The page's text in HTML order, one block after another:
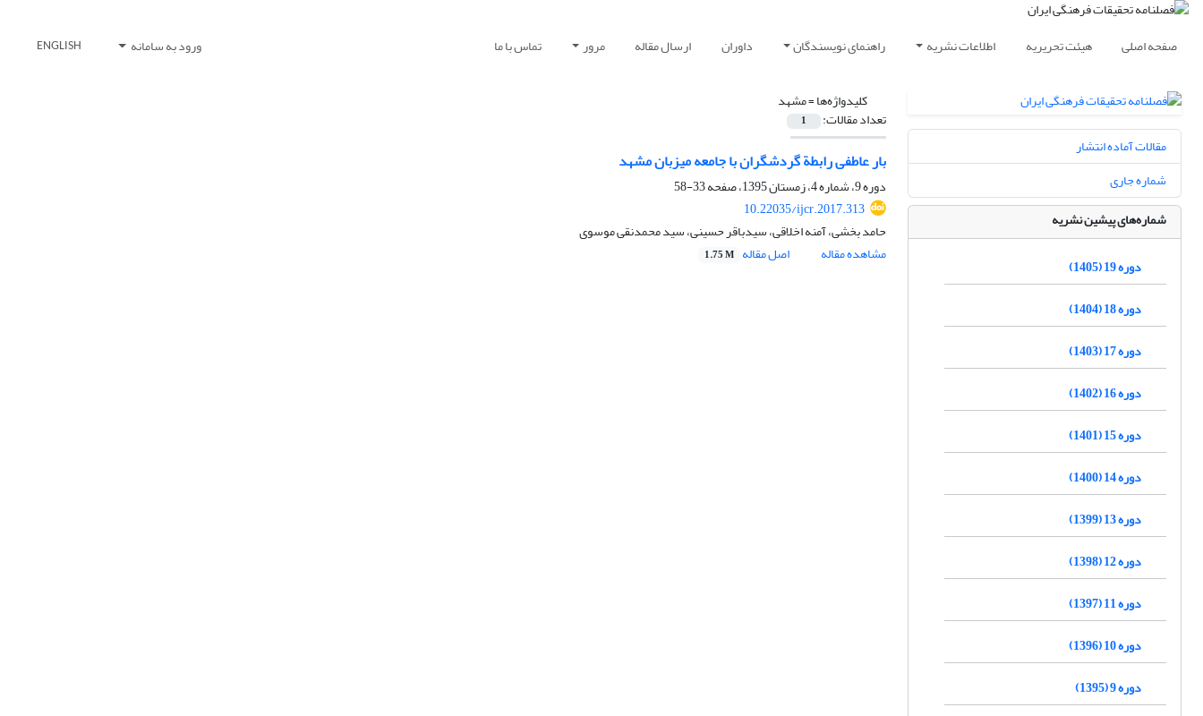
صفحه اصلی هیئت تحریریه اطلاعات نشریه راهنمای نویسندگان داوران ارسال مقاله مرور تماس با ما ورود به سامانه ENGLISH
کلیدواژه‌ها =مشهد
تعداد مقالات: 1
بار عاطفی رابطة گردشگران با جامعه میزبان مشهد
دوره 9، شماره 4، زمستان 1395، صفحه
33-58
10.22035/ijcr.2017.313
حامد بخشی، آمنه اخلاقی، سیدباقر حسینی، سید محمدنقی موسوی
مشاهده مقاله
اصل مقاله 1.75 M
مقالات آماده انتشار
شماره جاری
شماره‌های پیشین نشریه
دوره 19 (1405)
دوره 18 (1404)
دوره 17 (1403)
دوره 16 (1402)
دوره 15 (1401)
دوره 14 (1400)
دوره 13 (1399)
دوره 12 (1398)
دوره 11 (1397)
دوره 10 (1396)
دوره 9 (1395)